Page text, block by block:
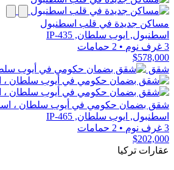
مساكن جديدة في قلب اسطنبول
اسطنبول, ايوب سلطان, IP-435
3 غرف نوم
• 2 حمامات
$578,000
شقق
شقق بضمان حكومي في أيوب سلطان ،
اسطنبول, ايوب سلطان, IP-465
3 غرف نوم
• 2 حمامات
$202,000
عقارات تركيا